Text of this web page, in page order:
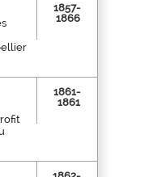
1857-
1866
1861-
1861